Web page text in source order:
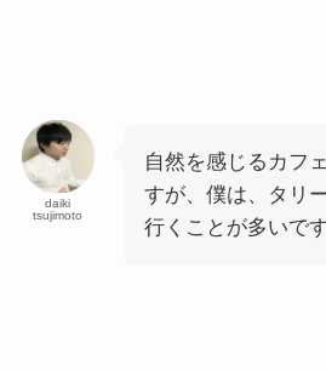
daiki
tsujimoto
自然を感じるカフ
すが、僕は、タリ
行くことが多いです